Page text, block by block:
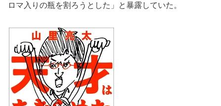
ロマ入りの瓶を割ろうとした」と暴露していた。